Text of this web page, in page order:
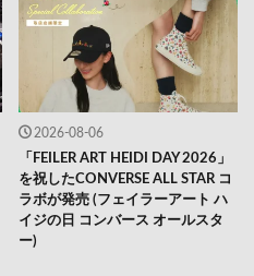
2026-08-06
「FEILER ART HEIDI DAY 2026」
を祝したCONVERSE ALL STAR コ
ラボが発売 (フェイラーアート ハ
イジの日 コンバース オールスタ
ー)